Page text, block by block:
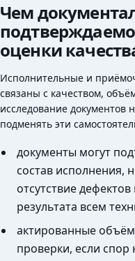
Чем
оценки
Исполнительные и
связаны с качеством,
исследование документов
подменять эти
документы могут
состав исполнения,
отсутствие
результата всем
актированные
проверки, если спор